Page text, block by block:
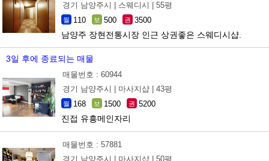
경기 남양주시 |
스웨디시 | 55평
월 110 보 500 권 3500
남양주 장현전통시장 인근 상권좋은 스웨디시샵.
3일 후에 종료되는 매물
매물번호 : 60944
경기 남양주시 |
마사지샵 | 43평
월 168 보 1500 권 5200
진접 유흥메인자리
매물번호 : 57881
경기 남양주시 |
마사지샵 | 50평